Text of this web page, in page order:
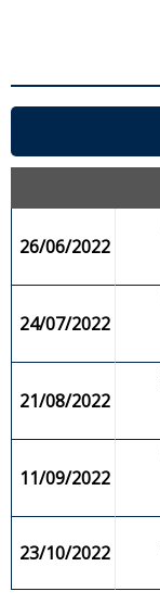
26/06/2022
24/07/2022
21/08/2022
11/09/2022
23/10/2022